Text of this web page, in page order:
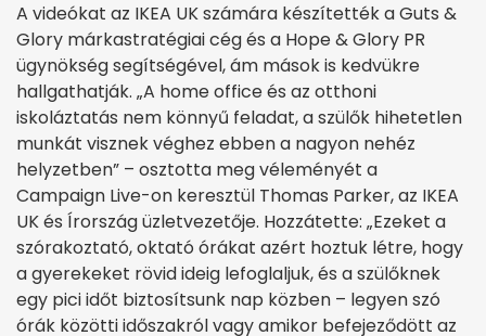
A videókat az IKEA UK számára készítették a Guts &
Glory márkastratégiai cég és a Hope & Glory PR
ügynökség segítségével, ám mások is kedvükre
hallgathatják. „A home office és az otthoni
iskoláztatás nem könnyű feladat, a szülők hihetetlen
munkát visznek véghez ebben a nagyon nehéz
helyzetben” – osztotta meg véleményét a
Campaign Live-on keresztül Thomas Parker, az IKEA
UK és Írország üzletvezetője. Hozzátette: „Ezeket a
szórakoztató, oktató órákat azért hoztuk létre, hogy
a gyerekeket rövid ideig lefoglaljuk, és a szülőknek
egy pici időt biztosítsunk nap közben – legyen szó
órák közötti időszakról vagy amikor befejeződött az